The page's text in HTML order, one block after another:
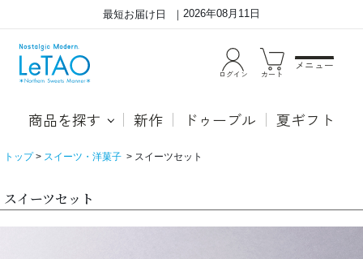
最短お届け日 2026年08月11日
ログイン カート
メニュー
商品を探す 新作 ドゥーブル 夏ギフト
トップ スイーツ・洋菓子 スイーツセット
スイーツセット